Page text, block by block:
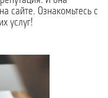
сайте. Ознакомьтесь с
услуг!